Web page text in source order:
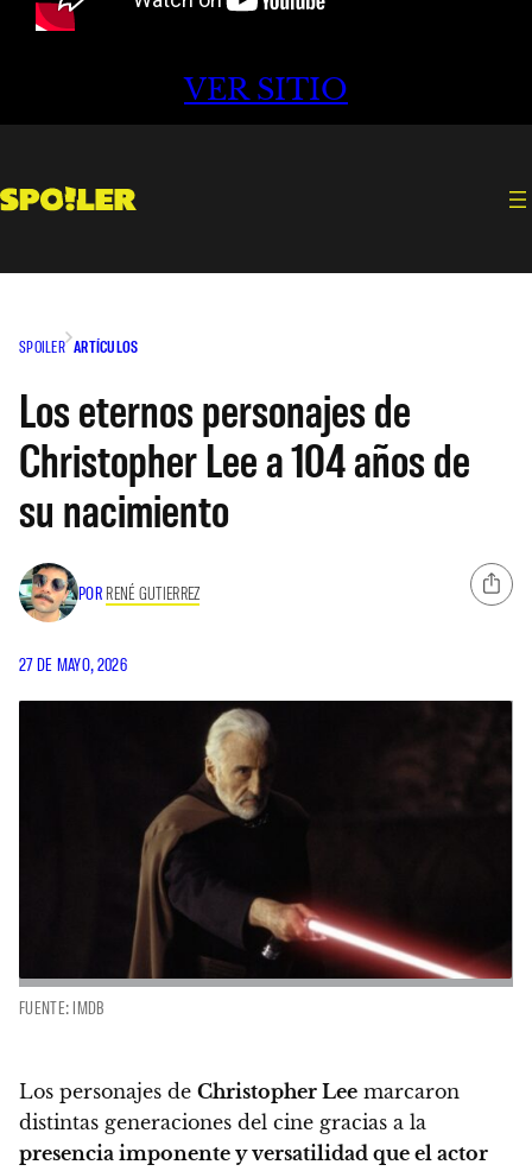
VER SITIO
SPOILER ARTÍCULOS
Los eternos personajes de
Christopher Lee a 104 años de
su nacimiento
POR RENÉ GUTIERREZ
27 DE MAYO, 2026
FUENTE: IMDB
Los personajes de Christopher Lee marcaron
distintas generaciones del cine gracias a la
presencia imponente y versatilidad que el actor